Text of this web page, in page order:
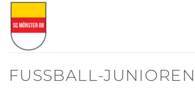
Zum
Inhalt
springen
FUSSBALL-JUNIOREN